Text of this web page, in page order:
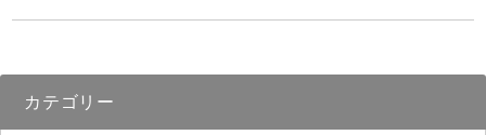
カテゴリー